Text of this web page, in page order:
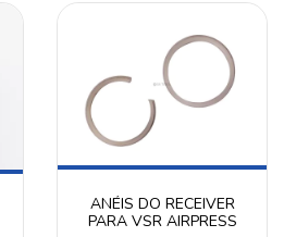
ANÉIS DO RECEIVER
PARA VSR AIRPRESS